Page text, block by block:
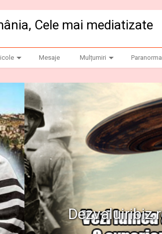
Cele mai mediatizate
Mesaje Mulțumiri Paranormal
banner